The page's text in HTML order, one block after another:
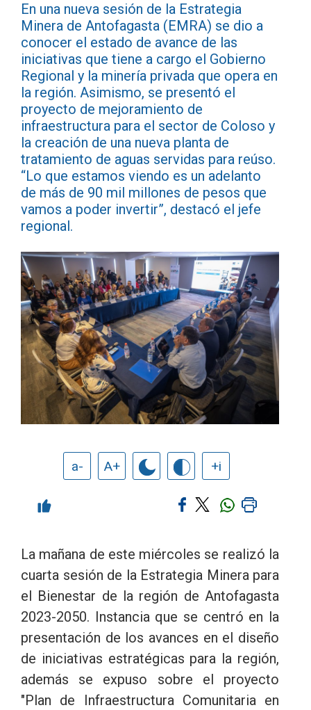
En una nueva sesión de la Estrategia
Minera de Antofagasta (EMRA) se dio a
conocer el estado de avance de las
iniciativas que tiene a cargo el Gobierno
Regional y la minería privada que opera en
la región. Asimismo, se presentó el
proyecto de mejoramiento de
infraestructura para el sector de Coloso y
la creación de una nueva planta de
tratamiento de aguas servidas para reúso.
“Lo que estamos viendo es un adelanto
de más de 90 mil millones de pesos que
vamos a poder invertir”, destacó el jefe
regional.
a- A+ +i
La mañana de este miércoles se realizó la
cuarta sesión de la Estrategia Minera para
el Bienestar de la región de Antofagasta
2023-2050. Instancia que se centró en la
presentación de los avances en el diseño
de iniciativas estratégicas para la región,
además se expuso sobre el proyecto
"Plan de Infraestructura Comunitaria en